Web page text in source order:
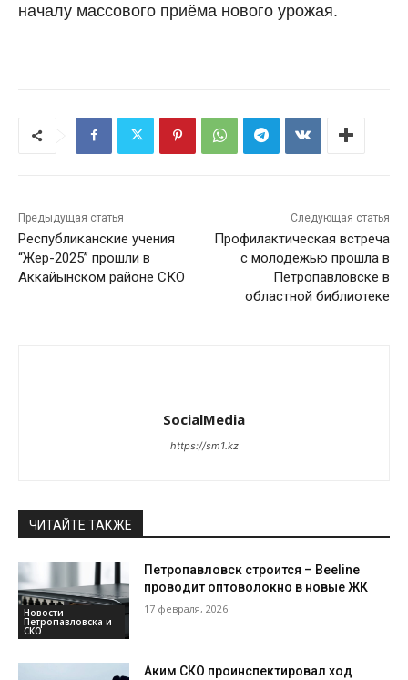
началу массового приёма нового урожая.
Предыдущая статья
Республиканские учения
“Жер-2025” прошли в
Аккайынском районе СКО
Следующая статья
Профилактическая встреча
с молодежью прошла в
Петропавловске в
областной библиотеке
SocialMedia
https://sm1.kz
ЧИТАЙТЕ ТАКЖЕ
Новости
Петропавловска и
СКО
Петропавловск строится – Beeline
проводит оптоволокно в новые ЖК
17 февраля, 2026
Аким СКО проинспектировал ход